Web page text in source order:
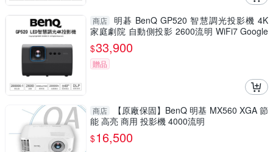
商店
明碁 BenQ GP520 智慧調光投影機 4K
家庭劇院 自動側投影 2600流明 WiFi7 Google
TV
$33,900
贈品
商店
【原廠保固】BenQ 明基 MX560 XGA 節
能 高亮 商用 投影機 4000流明
$16,500